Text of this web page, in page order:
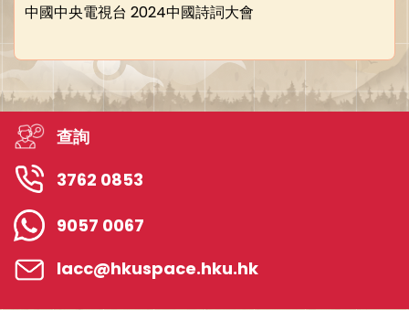
中國中央電視台 2024中國詩詞大會
查詢
3762 0853
9057 0067
lacc@hkuspace.hku.hk